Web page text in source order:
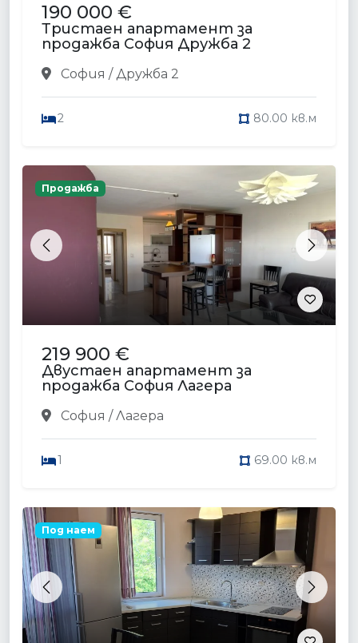
190 000 €
Тристаен апартамент за
продажба София Дружба 2
София / Дружба 2
2 80.00 кв.м
Previous Next
Продажба
219 900 €
Двустаен апартамент за
продажба София Лагера
София / Лагера
1 69.00 кв.м
Previous Next
Под наем